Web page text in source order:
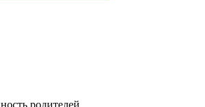
родителей